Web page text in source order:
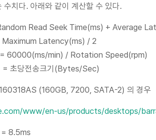
수치다. 아래와 같이 계산할 수 있다.
Read Seek Time(ms) + Average
Latency(ms) / 2
60000(ms/min) / Rotation Speed(rpm)
= 초당전송크기(Bytes/Sec)
(160GB, 7200, SATA-2) 의 경우
www/en-us/products/desktops/
8.5ms